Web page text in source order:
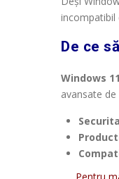
incompatibil
De ce
Windows 11
avansate
Pentru